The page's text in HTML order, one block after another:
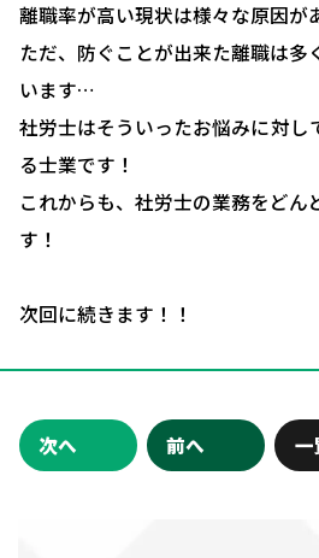
離職率が高い現状は様々な原因が
ただ、防ぐことが出来た離職は多
います…
社労士はそういったお悩みに対し
る士業です！
これからも、社労士の業務をどん
す！
次回に続きます！！
次へ 前へ 一